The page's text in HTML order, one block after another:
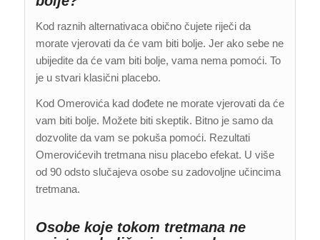
Kod raznih alternativaca obično čujete riječi da
morate vjerovati da će vam biti bolje. Jer ako sebe ne
ubijedite da će vam biti bolje, vama nema pomoći. To
je u stvari klasični placebo.
Kod Omerovića kad dođete ne morate vjerovati da će
vam biti bolje. Možete biti skeptik. Bitno je samo da
dozvolite da vam se pokuša pomoći. Rezultati
Omerovićevih tretmana nisu placebo efekat. U više
od 90 odsto slučajeva osobe su zadovoljne učincima
tretmana.
Osobe koje tokom tretmana ne